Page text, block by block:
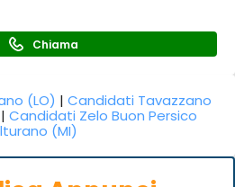
Chiama
(LO) |Candidati Tavazzano
|Candidati Zelo Buon Persico
(MI)